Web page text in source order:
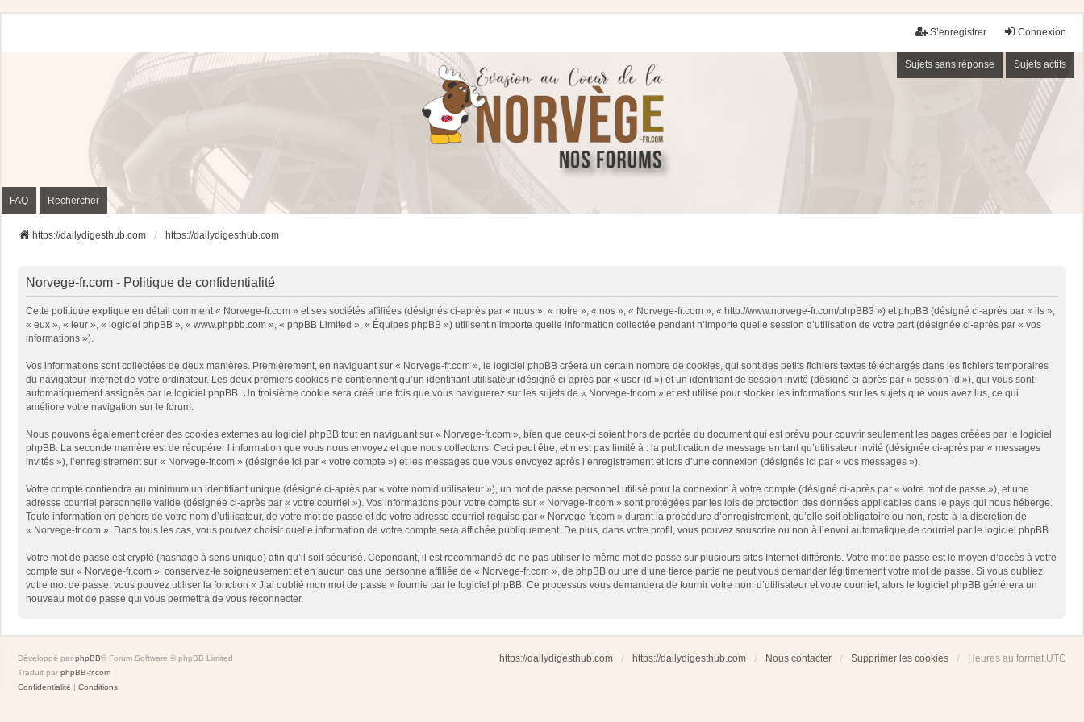
Connexion
S’enregistrer
Sujets sans réponse Sujets actifs
FAQ Rechercher
https://dailydigesthub.com https://dailydigesthub.com
Norvege-fr.com - Politique de confidentialité
Cette politique explique en détail comment « Norvege-fr.com » et ses sociétés affiliées (désignés ci-après par « nous », « notre », « nos », « Norvege-fr.com », « http://www.norvege-fr.com/phpBB3 ») et phpBB (désigné ci-après par « ils »,
« eux », « leur », « logiciel phpBB », « www.phpbb.com », « phpBB Limited », « Équipes phpBB ») utilisent n’importe quelle information collectée pendant n’importe quelle session d’utilisation de votre part (désignée ci-après par « vos
informations »).
Vos informations sont collectées de deux manières. Premièrement, en naviguant sur « Norvege-fr.com », le logiciel phpBB créera un certain nombre de cookies, qui sont des petits fichiers textes téléchargés dans les fichiers temporaires
du navigateur Internet de votre ordinateur. Les deux premiers cookies ne contiennent qu’un identifiant utilisateur (désigné ci-après par « user-id ») et un identifiant de session invité (désigné ci-après par « session-id »), qui vous sont
automatiquement assignés par le logiciel phpBB. Un troisième cookie sera créé une fois que vous naviguerez sur les sujets de « Norvege-fr.com » et est utilisé pour stocker les informations sur les sujets que vous avez lus, ce qui
améliore votre navigation sur le forum.
Nous pouvons également créer des cookies externes au logiciel phpBB tout en naviguant sur « Norvege-fr.com », bien que ceux-ci soient hors de portée du document qui est prévu pour couvrir seulement les pages créées par le logiciel
phpBB. La seconde manière est de récupérer l’information que vous nous envoyez et que nous collectons. Ceci peut être, et n’est pas limité à : la publication de message en tant qu’utilisateur invité (désignée ci-après par « messages
invités »), l’enregistrement sur « Norvege-fr.com » (désignée ici par « votre compte ») et les messages que vous envoyez après l’enregistrement et lors d’une connexion (désignés ici par « vos messages »).
Votre compte contiendra au minimum un identifiant unique (désigné ci-après par « votre nom d’utilisateur »), un mot de passe personnel utilisé pour la connexion à votre compte (désigné ci-après par « votre mot de passe »), et une
adresse courriel personnelle valide (désignée ci-après par « votre courriel »). Vos informations pour votre compte sur « Norvege-fr.com » sont protégées par les lois de protection des données applicables dans le pays qui nous héberge.
Toute information en-dehors de votre nom d’utilisateur, de votre mot de passe et de votre adresse courriel requise par « Norvege-fr.com » durant la procédure d’enregistrement, qu’elle soit obligatoire ou non, reste à la discrétion de
« Norvege-fr.com ». Dans tous les cas, vous pouvez choisir quelle information de votre compte sera affichée publiquement. De plus, dans votre profil, vous pouvez souscrire ou non à l’envoi automatique de courriel par le logiciel phpBB.
Votre mot de passe est crypté (hashage à sens unique) afin qu’il soit sécurisé. Cependant, il est recommandé de ne pas utiliser le même mot de passe sur plusieurs sites Internet différents. Votre mot de passe est le moyen d’accès à votre
compte sur « Norvege-fr.com », conservez-le soigneusement et en aucun cas une personne affiliée de « Norvege-fr.com », de phpBB ou une d’une tierce partie ne peut vous demander légitimement votre mot de passe. Si vous oubliez
votre mot de passe, vous pouvez utiliser la fonction « J’ai oublié mon mot de passe » fournie par le logiciel phpBB. Ce processus vous demandera de fournir votre nom d’utilisateur et votre courriel, alors le logiciel phpBB générera un
nouveau mot de passe qui vous permettra de vous reconnecter.
https://dailydigesthub.com https://dailydigesthub.com Nous contacter Supprimer les cookies Heures au format UTC
Développé par phpBB® Forum Software © phpBB Limited
Traduit par phpBB-fr.com
Confidentialité | Conditions